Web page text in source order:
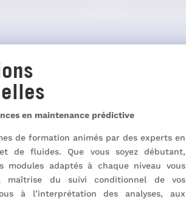
en maintenance prédictive
de formation animés par des experts en
de fluides. Que vous soyez débutant,
modules adaptés à chaque niveau vous
maîtrise du suivi conditionnel de vos
à l’interprétation des analyses, aux